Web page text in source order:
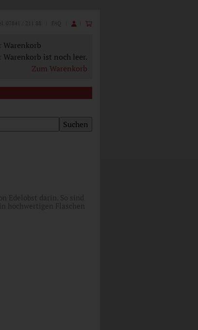
07841 / 211 88 | FAQ
Warenkorb
Warenkorb ist noch leer.
Zum Warenkorb
Edelobst darin. So sind
hochwertigen Flaschen